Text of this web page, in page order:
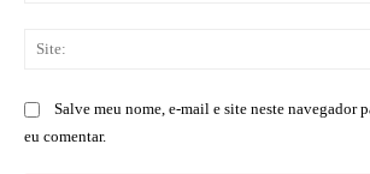
Salve meu nome, e-mail e site neste navegador
eu comentar.